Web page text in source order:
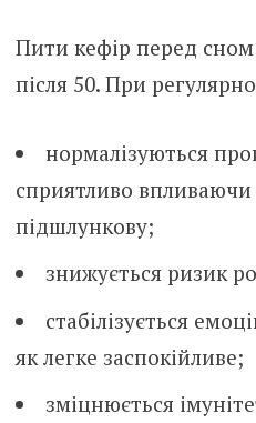
Пити кефір перед
після 50. При
нормалізуються
сприятливо
підшлункову;
знижується ризик
стабілізується
як легке заспокійливе;
зміцнюється